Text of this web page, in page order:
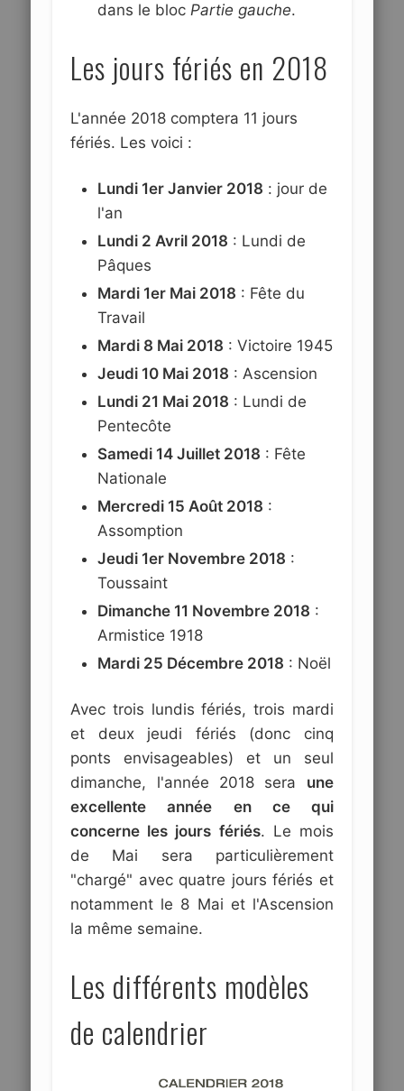
dans le bloc Partie gauche.
Les jours fériés en 2018
L'année 2018 comptera 11 jours
fériés. Les voici :
Lundi 1er Janvier 2018 : jour de
l'an
Lundi 2 Avril 2018 : Lundi de
Pâques
Mardi 1er Mai 2018 : Fête du
Travail
Mardi 8 Mai 2018 : Victoire 1945
Jeudi 10 Mai 2018 : Ascension
Lundi 21 Mai 2018 : Lundi de
Pentecôte
Samedi 14 Juillet 2018 : Fête
Nationale
Mercredi 15 Août 2018 :
Assomption
Jeudi 1er Novembre 2018 :
Toussaint
Dimanche 11 Novembre 2018 :
Armistice 1918
Mardi 25 Décembre 2018 : Noël
Avec trois lundis fériés, trois mardi
et deux jeudi fériés (donc cinq
ponts envisageables) et un seul
dimanche, l'année 2018 sera une
excellente année en ce qui
concerne les jours fériés. Le mois
de Mai sera particulièrement
"chargé" avec quatre jours fériés et
notamment le 8 Mai et l'Ascension
la même semaine.
Les différents modèles
de calendrier